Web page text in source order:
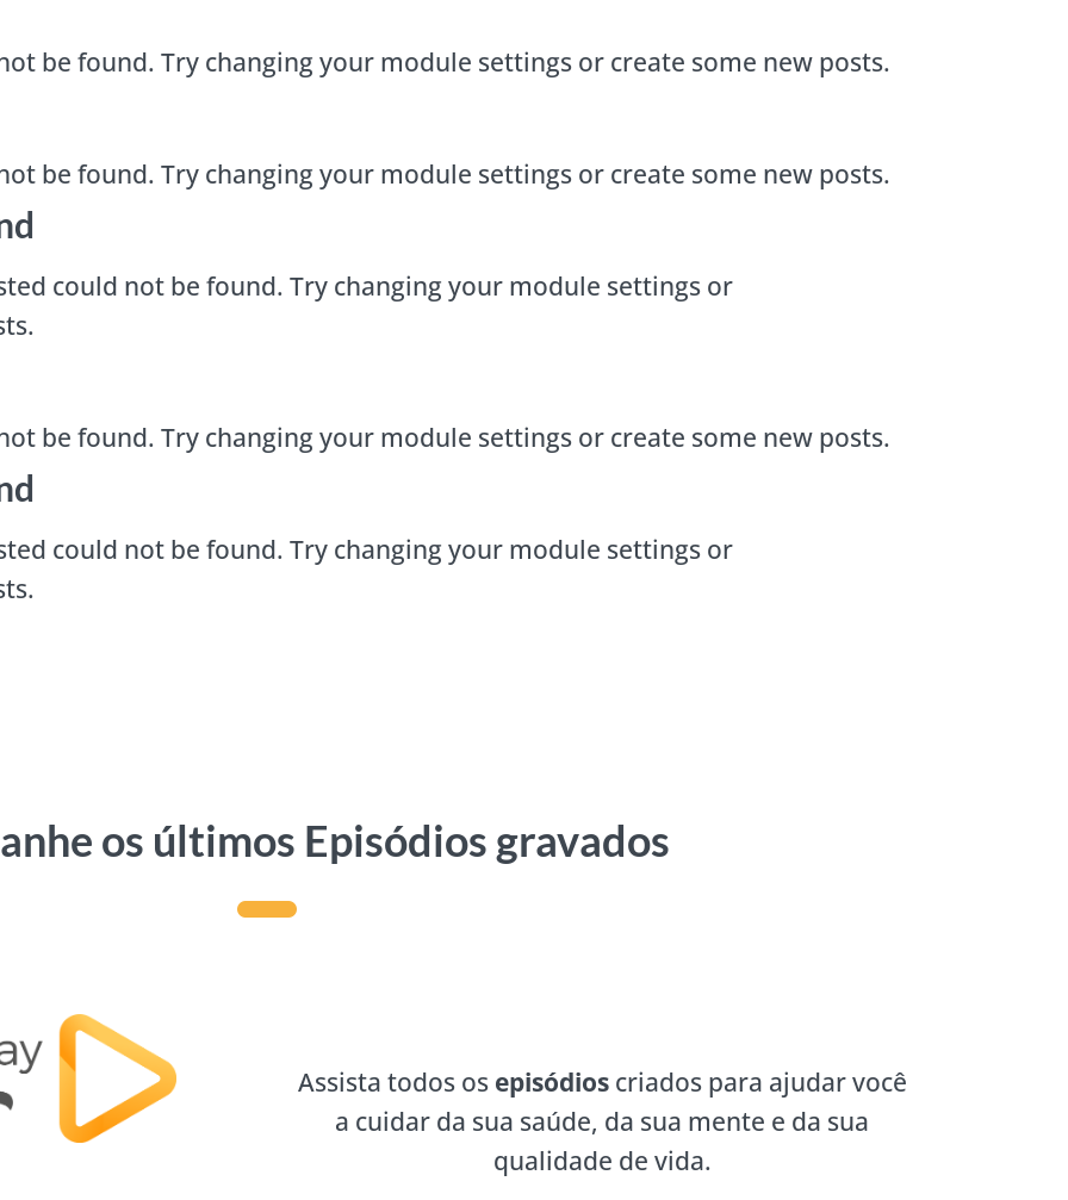
be found. Try changing your module settings or create some new posts.
be found. Try changing your module settings or create some new posts.
could not be found. Try changing your module settings or
be found. Try changing your module settings or create some new posts.
could not be found. Try changing your module settings or
os últimos Episódios gravados
Assista todos os episódioscriados para ajudar você
a cuidar da sua saúde, da sua mente e da sua
qualidade de vida.